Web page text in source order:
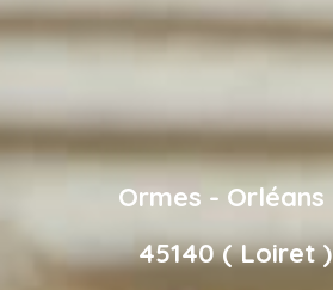
Ormes - Orléans
45140 ( Loiret )